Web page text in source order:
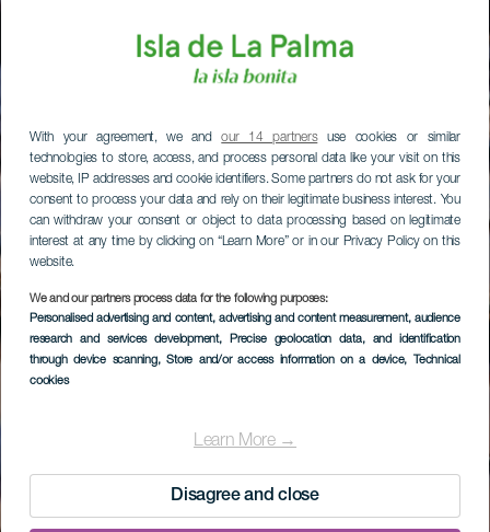
With your agreement, we andour 14 partnersuse cookies or similar
technologies to store, access, and process personal data like your visit on this
website, IP addresses and cookie identifiers. Some partners do not ask for your
consent to process your data and rely on their legitimate business interest. You
can withdraw your consent or object to data processing based on legitimate
interest at any time by clicking on “Learn More” or in our Privacy Policy on this
website.
We and our partners process data for the following purposes:
Personalised advertising and content, advertising and content measurement, audience
research and services development, Precise geolocation data, and identification
through device scanning, Store and/or access information on a device, Technical
cookies
Learn More →
Disagree and close